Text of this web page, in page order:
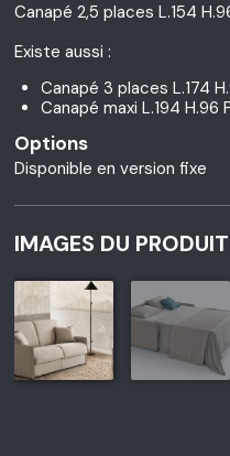
Canapé 2,5 places L.154
Existe aussi :
Canapé 3 places L.174
Canapé maxi L.194 H.96
Options
Disponible en version fixe
IMAGES DU PRODUIT